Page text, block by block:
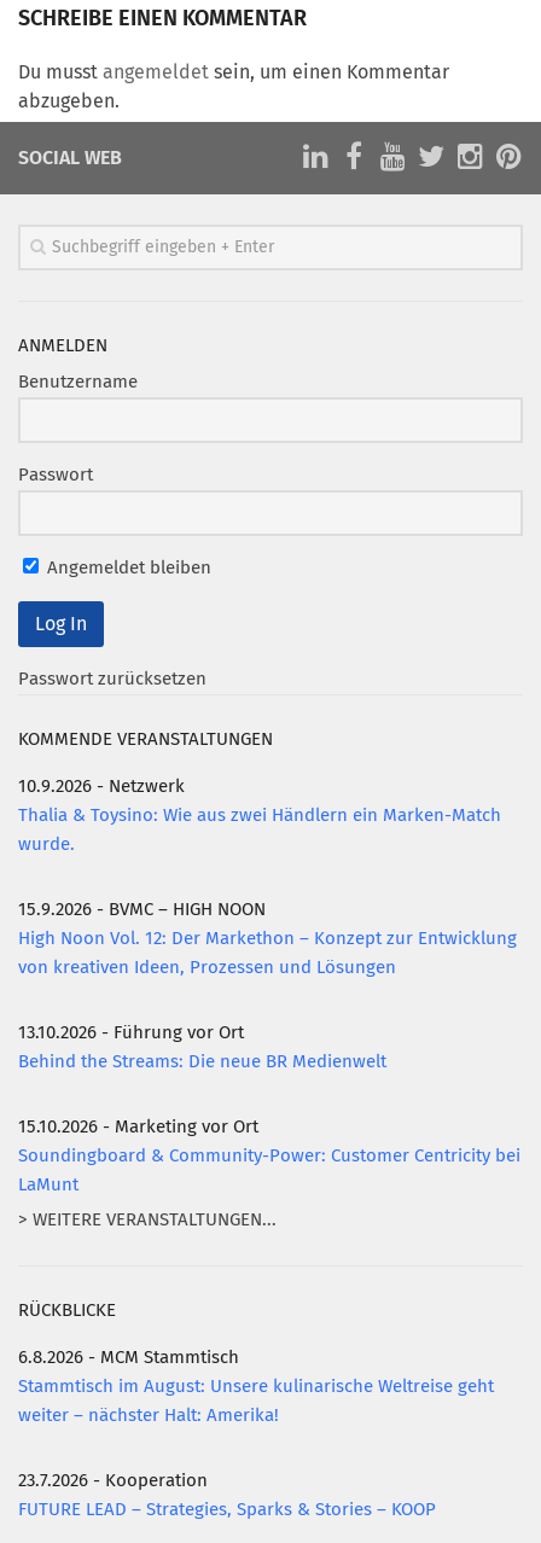
Marketing Pioniere
MarketingFrauen
Münchner Marketingpreis
Mentoring
Bundesverband Marketing Clubs
CLUB-KOMMUNIKATION
MCM Club TV
PODCAST
AKTUELLES
SCHREIBE EINEN KOMMENTAR
Du musst angemeldet sein, um einen Kommentar
abzugeben.
SOCIAL WEB
ANMELDEN
Benutzername
Passwort
Angemeldet bleiben
Passwort zurücksetzen
KOMMENDE VERANSTALTUNGEN
10.9.2026 - Netzwerk
Thalia & Toysino: Wie aus zwei Händlern ein Marken-Match
wurde.
15.9.2026 - BVMC – HIGH NOON
High Noon Vol. 12: Der Markethon – Konzept zur Entwicklung
von kreativen Ideen, Prozessen und Lösungen
13.10.2026 - Führung vor Ort
Behind the Streams: Die neue BR Medienwelt
15.10.2026 - Marketing vor Ort
Soundingboard & Community-Power: Customer Centricity bei
LaMunt
> WEITERE VERANSTALTUNGEN...
RÜCKBLICKE
6.8.2026 - MCM Stammtisch
Stammtisch im August: Unsere kulinarische Weltreise geht
weiter – nächster Halt: Amerika!
23.7.2026 - Kooperation
FUTURE LEAD – Strategies, Sparks & Stories – KOOP